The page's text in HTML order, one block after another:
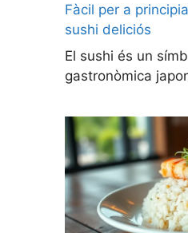
Fàcil per a
sushi deliciós
El sushi és un
gastronòmica